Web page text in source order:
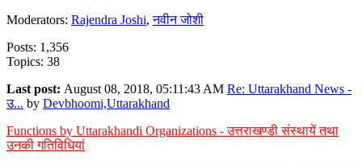
Moderators: Rajendra Joshi,नवीन जोशी
Posts: 1,356
Topics: 38
Last post: August 08, 2018, 05:11:43 AM Re: Uttarakhand News -
उ... by Devbhoomi,Uttarakhand
Functions by Uttarakhandi Organizations - उत्तराखण्डी संस्थायें तथा
उनकी गतिविधियां